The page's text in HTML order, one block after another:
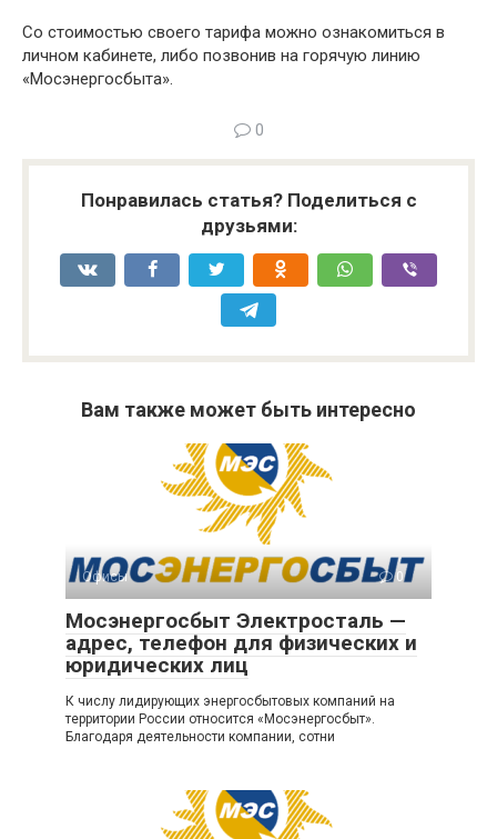
Со стоимостью своего тарифа можно ознакомиться в
личном кабинете, либо позвонив на горячую линию
«Мосэнергосбыта».
0
Понравилась статья? Поделиться с
друзьями:
Вам также может быть интересно
Офисы 0
Мосэнергосбыт Электросталь —
адрес, телефон для физических и
юридических лиц
К числу лидирующих энергосбытовых компаний на
территории России относится «Мосэнергосбыт».
Благодаря деятельности компании, сотни